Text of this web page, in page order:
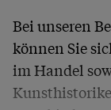
Bei unseren
können Sie
im Handel